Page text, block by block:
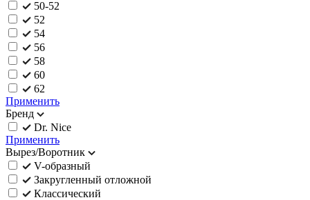
50-52
52
54
56
58
60
62
Применить
Бренд
Dr. Nice
Применить
Вырез/Воротник
V-образный
Закругленный отложной
Классический